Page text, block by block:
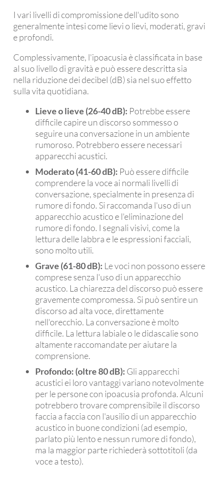
I vari livelli di compromissione dell'udito sono
generalmente intesi come lievi o lievi, moderati, gravi
e profondi.
Complessivamente, l'ipoacusia è classificata in base
al suo livello di gravità e può essere descritta sia
nella riduzione dei decibel (dB) sia nel suo effetto
sulla vita quotidiana.
Lieve o lieve (26-40 dB): Potrebbe essere
difficile capire un discorso sommesso o
seguire una conversazione in un ambiente
rumoroso. Potrebbero essere necessari
apparecchi acustici.
Moderato (41-60 dB): Può essere difficile
comprendere la voce ai normali livelli di
conversazione, specialmente in presenza di
rumore di fondo. Si raccomanda l'uso di un
apparecchio acustico e l'eliminazione del
rumore di fondo. I segnali visivi, come la
lettura delle labbra e le espressioni facciali,
sono molto utili.
Grave (61-80 dB): Le voci non possono essere
comprese senza l'uso di un apparecchio
acustico. La chiarezza del discorso può essere
gravemente compromessa. Si può sentire un
discorso ad alta voce, direttamente
nell'orecchio. La conversazione è molto
difficile. La lettura labiale o le didascalie sono
altamente raccomandate per aiutare la
comprensione.
Profondo: (oltre 80 dB): Gli apparecchi
acustici ei loro vantaggi variano notevolmente
per le persone con ipoacusia profonda. Alcuni
potrebbero trovare comprensibile il discorso
faccia a faccia con l'ausilio di un apparecchio
acustico in buone condizioni (ad esempio,
parlato più lento e nessun rumore di fondo),
ma la maggior parte richiederà sottotitoli (da
voce a testo).